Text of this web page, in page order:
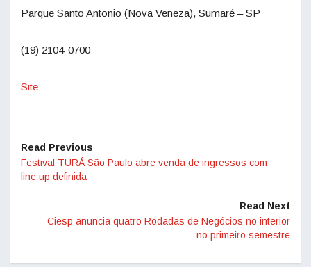
Parque Santo Antonio (Nova Veneza), Sumaré – SP
(19) 2104-0700
Site
Read Previous
Festival TURÁ São Paulo abre venda de ingressos com
line up definida
Read Next
Ciesp anuncia quatro Rodadas de Negócios no interior
no primeiro semestre